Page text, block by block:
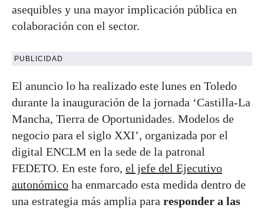
asequibles y una mayor implicación pública en
colaboración con el sector.
PUBLICIDAD
El anuncio lo ha realizado este lunes en Toledo
durante la inauguración de la jornada ‘Castilla-La
Mancha, Tierra de Oportunidades. Modelos de
negocio para el siglo XXI’, organizada por el
digital ENCLM en la sede de la patronal
FEDETO. En este foro, el jefe del Ejecutivo
autonómico ha enmarcado esta medida dentro de
una estrategia más amplia para responder a las